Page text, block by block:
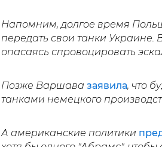
Напомним, долгое время
передать свои танки
опасаясь спровоцировать
Позже Варшава заявила, что
танками немецкого
А американские политики